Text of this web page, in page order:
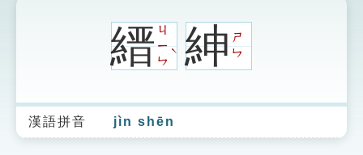
生字詞彙表
縉ㄐ
ㄧ
ㄣ
ˋ 紳ㄕ
ㄣ
漢語拼音 jìn shēn